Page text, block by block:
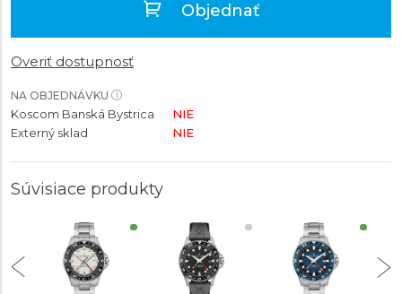
Objednať
Overiť dostupnosť
NA OBJEDNÁVKU
Koscom Banská Bystrica
NIE
Externý sklad
NIE
Súvisiace produkty